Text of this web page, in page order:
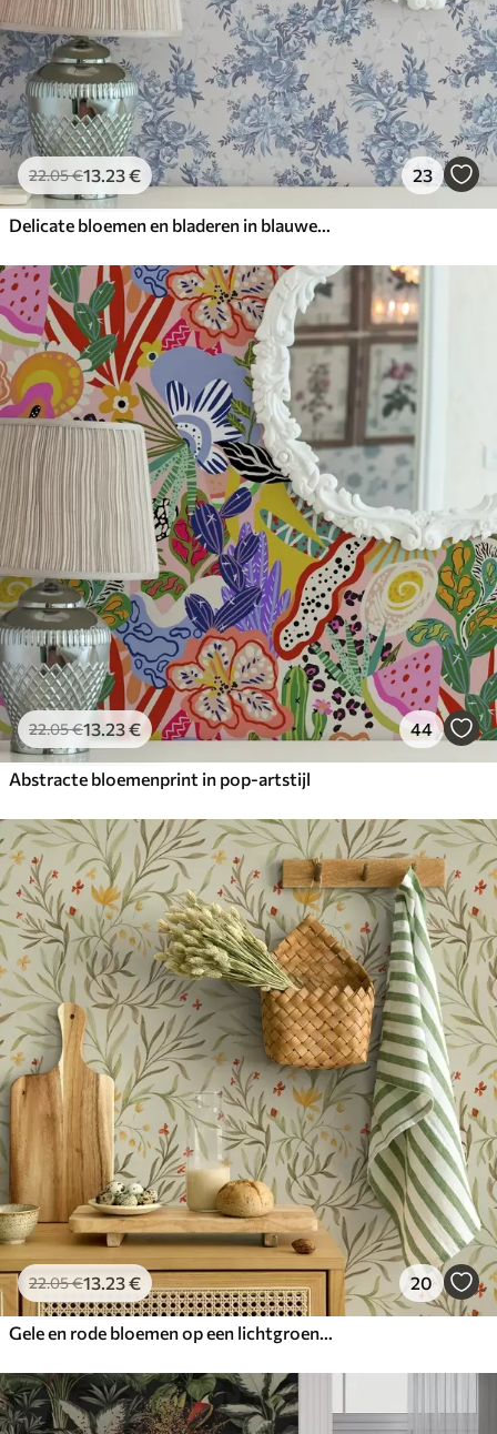
22.05€13.23€ 23
Delicate bloemen en bladeren in blauwe en blauwe kleuren op een lichte achtergrond
22.05€13.23€ 44
Abstracte bloemenprint in pop-artstijl
22.05€13.23€ 20
Gele en rode bloemen op een lichtgroene achtergrond